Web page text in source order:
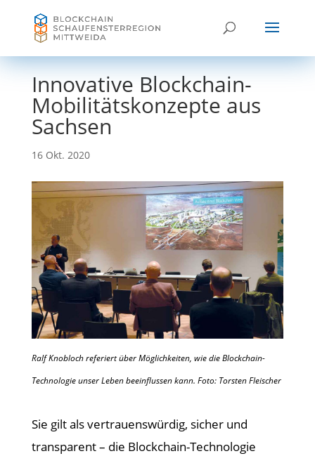
Innovative Blockchain-
Mobilitätskonzepte aus
Sachsen
16 Okt. 2020
Ralf Knobloch referiert über Möglichkeiten, wie die Blockchain-
Technologie unser Leben beeinflussen kann. Foto: Torsten Fleischer
Sie gilt als vertrauenswürdig, sicher und
transparent – die Blockchain-Technologie